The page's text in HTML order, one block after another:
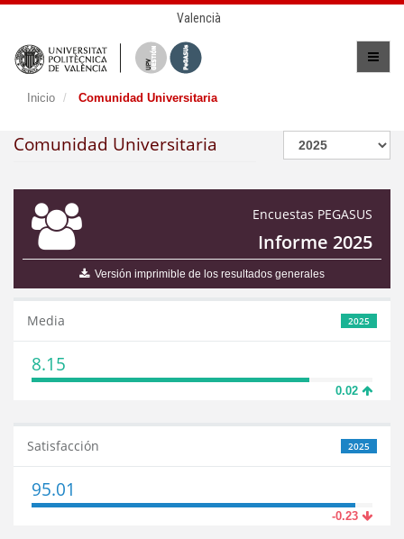
Valencià
Inicio Comunidad Universitaria
Comunidad Universitaria
Encuestas PEGASUS
Informe 2025
Versión imprimible de los resultados generales
2025
Media
8.15
0.02
2025
Satisfacción
95.01
-0.23